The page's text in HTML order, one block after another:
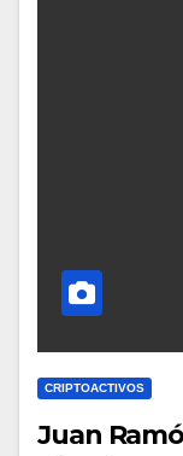
CRIPTOACTIVOS
Juan